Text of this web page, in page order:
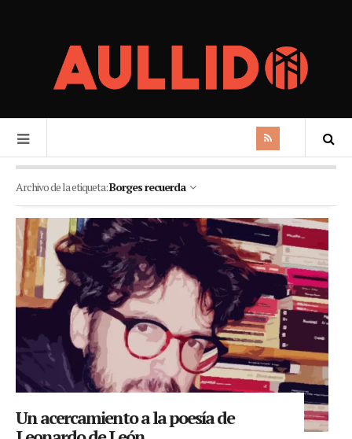
Archivo de la etiqueta:Borges recuerda
Un acercamiento a la poesía de